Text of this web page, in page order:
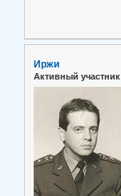
Иржи
Активный участник